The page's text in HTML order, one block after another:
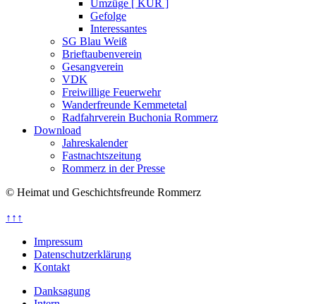
Umzüge [ KUR ]
Gefolge
Interessantes
SG Blau Weiß
Brieftaubenverein
Gesangverein
VDK
Freiwillige Feuerwehr
Wanderfreunde Kemmetetal
Radfahrverein Buchonia Rommerz
Download
Jahreskalender
Fastnachtszeitung
Rommerz in der Presse
© Heimat und Geschichtsfreunde Rommerz
↑↑↑
Impressum
Datenschutzerklärung
Kontakt
Danksagung